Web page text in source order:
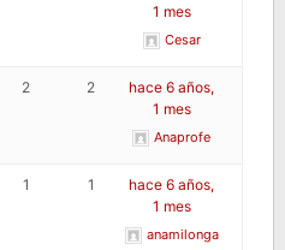
1 mes
Cesar
2 2
hace 6 años,
1 mes
Anaprofe
1 1
hace 6 años,
1 mes
anamilonga